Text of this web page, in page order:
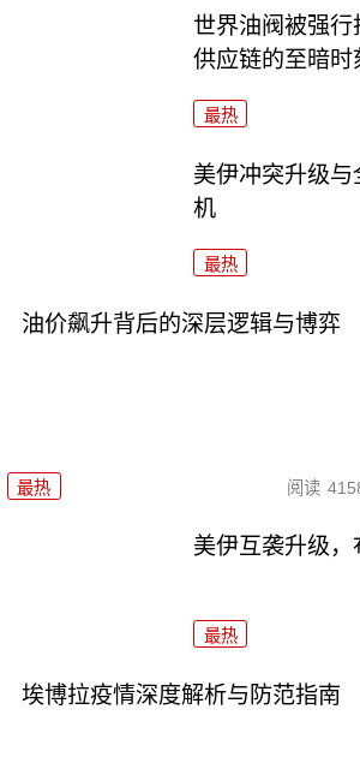
世界油阀被强
供应链的至暗时
最热
美伊冲突升级
机
最热
油价飙升背后的深层逻辑与博弈
最热 阅读
美伊互袭升级，
最热
埃博拉疫情深度解析与防范指南